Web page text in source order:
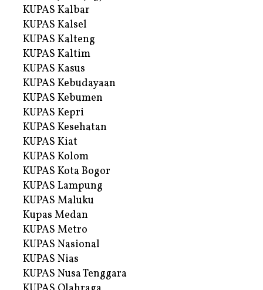
KUPAS Kalbar
KUPAS Kalsel
KUPAS Kalteng
KUPAS Kaltim
KUPAS Kasus
KUPAS Kebudayaan
KUPAS Kebumen
KUPAS Kepri
KUPAS Kesehatan
KUPAS Kiat
KUPAS Kolom
KUPAS Kota Bogor
KUPAS Lampung
KUPAS Maluku
Kupas Medan
KUPAS Metro
KUPAS Nasional
KUPAS Nias
KUPAS Nusa Tenggara